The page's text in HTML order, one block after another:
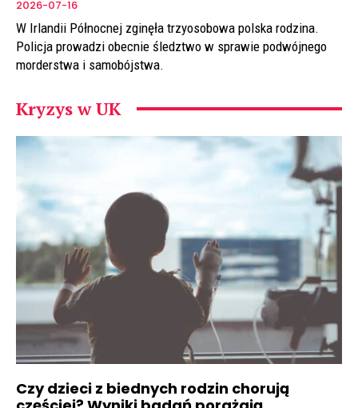
2026-07-16
W Irlandii Północnej zginęła trzyosobowa polska rodzina.
Policja prowadzi obecnie śledztwo w sprawie podwójnego
morderstwa i samobójstwa.
Kryzys w UK
Czy dzieci z biednych rodzin chorują